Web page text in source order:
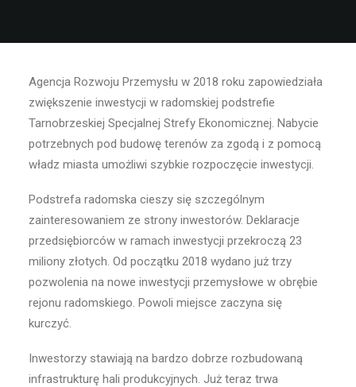
Agencja Rozwoju Przemysłu w 2018 roku zapowiedziała
zwiększenie inwestycji w radomskiej podstrefie
Tarnobrzeskiej Specjalnej Strefy Ekonomicznej. Nabycie
potrzebnych pod budowę terenów za zgodą i z pomocą
władz miasta umożliwi szybkie rozpoczęcie inwestycji.
Podstrefa radomska cieszy się szczególnym
zainteresowaniem ze strony inwestorów. Deklaracje
przedsiębiorców w ramach inwestycji przekroczą 23
miliony złotych. Od początku 2018 wydano już trzy
pozwolenia na nowe inwestycji przemysłowe w obrębie
rejonu radomskiego. Powoli miejsce zaczyna się
kurczyć.
Inwestorzy stawiają na bardzo dobrze rozbudowaną
infrastrukturę hali produkcyjnych. Już teraz trwa